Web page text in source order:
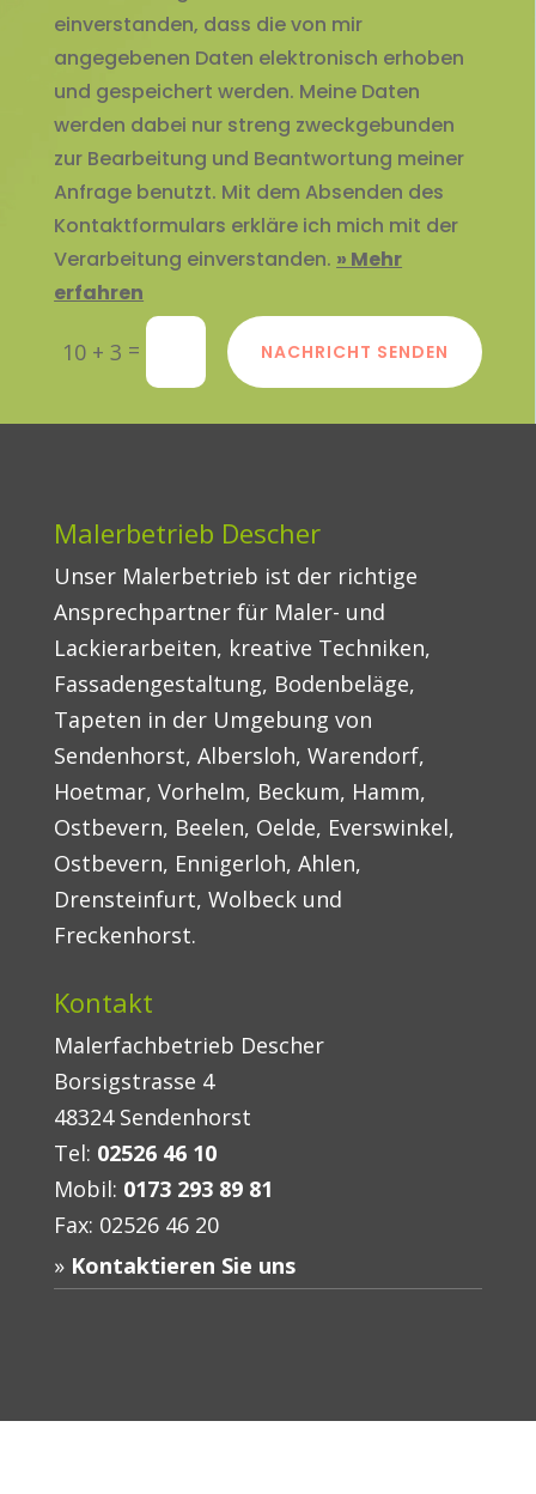
einverstanden, dass die von mir
angegebenen Daten elektronisch erhoben
und gespeichert werden. Meine Daten
werden dabei nur streng zweckgebunden
zur Bearbeitung und Beantwortung meiner
Anfrage benutzt. Mit dem Absenden des
Kontaktformulars erkläre ich mich mit der
Verarbeitung einverstanden. » Mehr
erfahren
10 + 3 = NACHRICHT SENDEN
Malerbetrieb Descher
Unser Malerbetrieb ist der richtige
Ansprechpartner für Maler- und
Lackierarbeiten, kreative Techniken,
Fassadengestaltung, Bodenbeläge,
Tapeten in der Umgebung von
Sendenhorst, Albersloh, Warendorf,
Hoetmar, Vorhelm, Beckum, Hamm,
Ostbevern, Beelen, Oelde, Everswinkel,
Ostbevern, Ennigerloh, Ahlen,
Drensteinfurt, Wolbeck und
Freckenhorst.
Kontakt
Malerfachbetrieb Descher
Borsigstrasse 4
48324 Sendenhorst
Tel: 02526 46 10
Mobil: 0173 293 89 81
Fax: 02526 46 20
Kontaktieren Sie uns